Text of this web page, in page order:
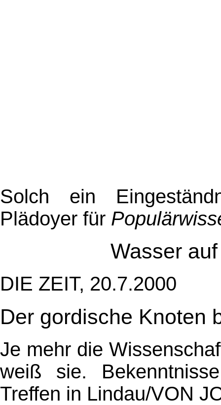
Solch ein
Plädoyer für
Wasser
DIE ZEIT, 20.7.2000
Der gordische Knoten
Je mehr die
weiß sie.
Treffen in Lindau/VON